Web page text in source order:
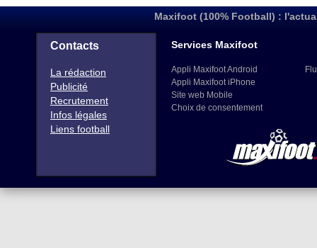
Maxifoot (100% Football) :
Contacts
La rédaction
Publicité
Recrutement
Infos légales
Liens football
Services Maxifoot
Appli Maxifoot Android
Appli Maxifoot iPhone
Site web Mobile
Choix de consentement